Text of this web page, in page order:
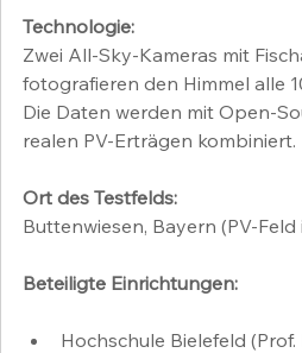
Technologie:
Zwei All-Sky-Kameras mit
fotografieren den Himmel alle
Die Daten werden mit Open-
realen PV-Erträgen kombiniert.
Ort des Testfelds:
Buttenwiesen, Bayern (PV-
Beteiligte Einrichtungen:
Hochschule Bielefeld